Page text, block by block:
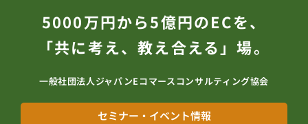
5000万円から5億円のECを、
「共に考え、教え合える」場。
一般社団法人ジャパンEコマースコンサルティング協会
セミナー・イベント情報